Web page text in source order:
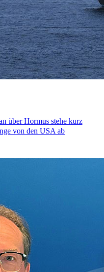
über Hormus stehe kurz
von den USA ab